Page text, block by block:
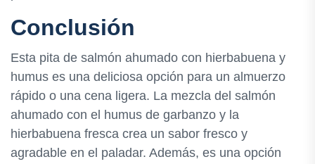
Conclusión
Esta pita de salmón ahumado con hierbabuena y
humus es una deliciosa opción para un almuerzo
rápido o una cena ligera. La mezcla del salmón
ahumado con el humus de garbanzo y la
hierbabuena fresca crea un sabor fresco y
agradable en el paladar. Además, es una opción